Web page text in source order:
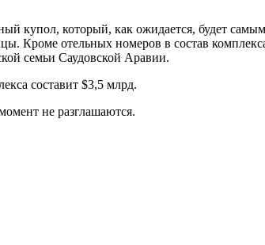
купол, который, как ожидается, будет
Кроме отельных номеров в состав
семьи Саудовской Аравии.
составит $3,5 млрд.
не разглашаются.